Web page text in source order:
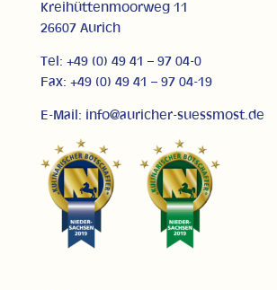
Kreihüttenmoorweg 11
26607 Aurich
Tel: +49 (0) 49 41 – 97 04-0
Fax: +49 (0) 49 41 – 97 04-19
E-Mail: info@auricher-suessmost.de